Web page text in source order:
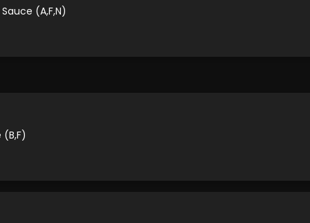
(A,F,N)